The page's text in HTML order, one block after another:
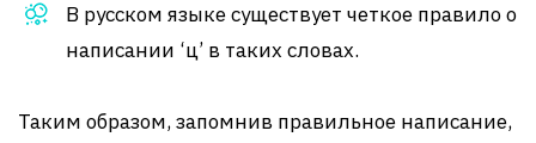
В русском языке существует четкое правило о
написании ‘ц’ в таких словах.
Таким образом, запомнив правильное написание,